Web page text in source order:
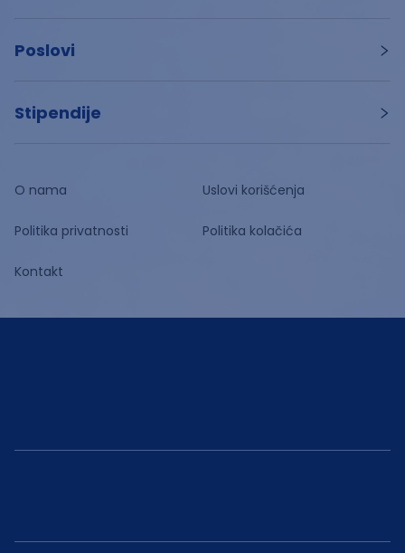
Poslovi
Stipendije
O nama Uslovi korišćenja
Politika privatnosti Politika kolačića
Kontakt